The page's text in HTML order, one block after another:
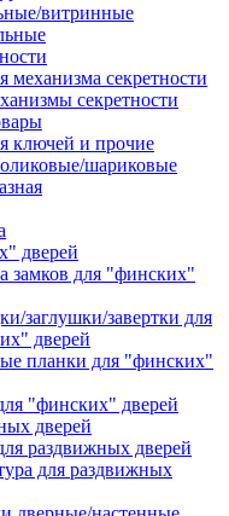
витринные
механизма секретности
секретности
ключей и прочие
шариковые
дверей
замков для "финских"
заглушки/завертки для
дверей
планки для "финских"
"финских" дверей
дверей
раздвижных дверей
для раздвижных